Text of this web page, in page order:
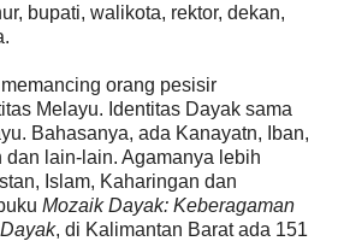
bupati, walikota, rektor, dekan,
orang pesisir
Melayu. Identitas Dayak sama
Bahasanya, ada Kanayatn, Iban,
dan lain-lain. Agamanya lebih
Islam, Kaharingan dan
Mozaik Dayak: Keberagaman
, di Kalimantan Barat ada 151